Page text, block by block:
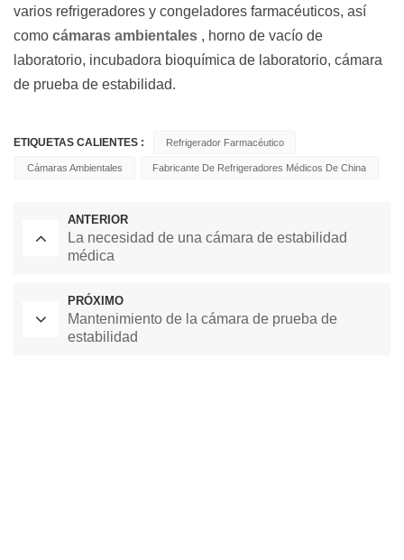
varios refrigeradores y congeladores farmacéuticos, así
como cámaras ambientales , horno de vacío de
laboratorio, incubadora bioquímica de laboratorio, cámara
de prueba de estabilidad.
ETIQUETAS CALIENTES : Refrigerador Farmacéutico
Cámaras Ambientales Fabricante De Refrigeradores Médicos De China
ANTERIOR
La necesidad de una cámara de estabilidad
médica
PRÓXIMO
Mantenimiento de la cámara de prueba de
estabilidad